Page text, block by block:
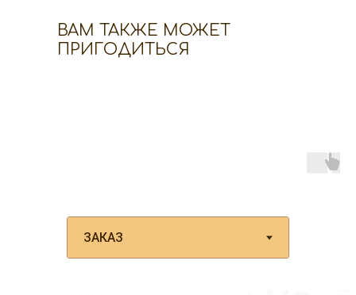
ВАМ ТАКЖЕ МОЖЕТ
ПРИГОДИТЬСЯ